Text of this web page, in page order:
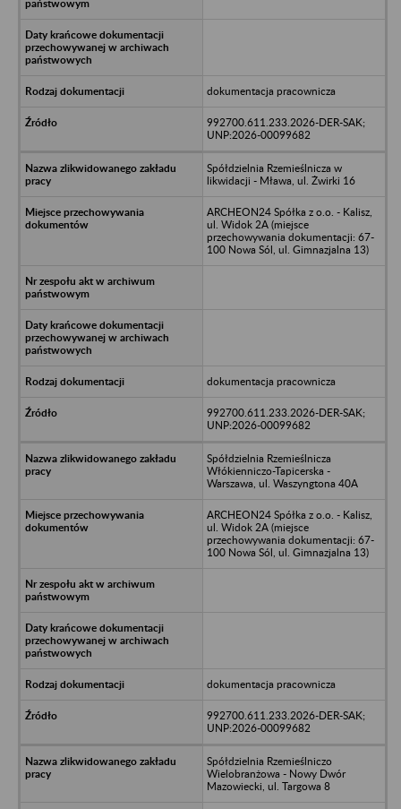
dokumentacja pracownicza
992700.611.233.2026-DER-SAK;
UNP:2026-00099682
Spółdzielnia Rzemieślnicza w
likwidacji - Mława, ul. Żwirki 16
ARCHEON24 Spółka z o.o. - Kalisz,
ul. Widok 2A (miejsce
przechowywania dokumentacji: 67-
100 Nowa Sól, ul. Gimnazjalna 13)
dokumentacja pracownicza
992700.611.233.2026-DER-SAK;
UNP:2026-00099682
Spółdzielnia Rzemieślnicza
Włókienniczo-Tapicerska -
Warszawa, ul. Waszyngtona 40A
ARCHEON24 Spółka z o.o. - Kalisz,
ul. Widok 2A (miejsce
przechowywania dokumentacji: 67-
100 Nowa Sól, ul. Gimnazjalna 13)
dokumentacja pracownicza
992700.611.233.2026-DER-SAK;
UNP:2026-00099682
Spółdzielnia Rzemieślniczo
Wielobranżowa - Nowy Dwór
Mazowiecki, ul. Targowa 8